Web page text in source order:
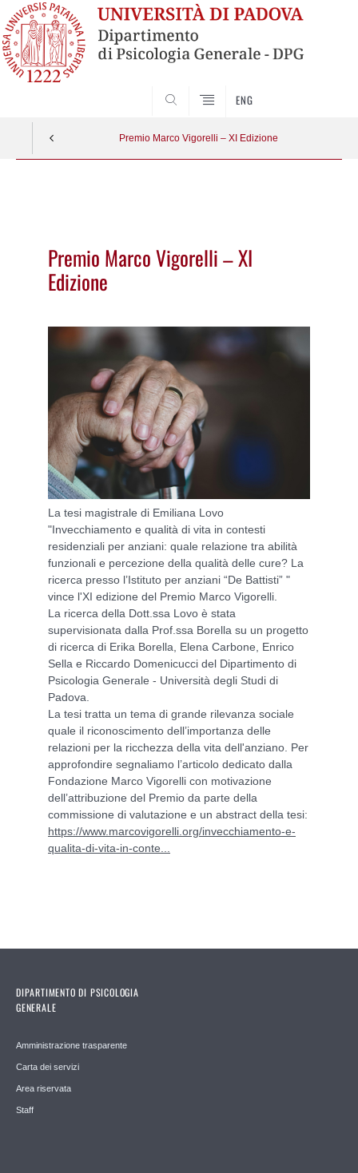
ENG
Premio Marco Vigorelli – XI Edizione
Premio Marco Vigorelli – XI
Edizione
La tesi magistrale di Emiliana Lovo
"Invecchiamento e qualità di vita in contesti
residenziali per anziani: quale relazione tra abilità
funzionali e percezione della qualità delle cure? La
ricerca presso l’Istituto per anziani “De Battisti” "
vince l'XI edizione del Premio Marco Vigorelli.
La ricerca della Dott.ssa Lovo è stata
supervisionata dalla Prof.ssa Borella su un progetto
di ricerca di Erika Borella, Elena Carbone, Enrico
Sella e Riccardo Domenicucci del Dipartimento di
Psicologia Generale - Università degli Studi di
Padova.
La tesi tratta un tema di grande rilevanza sociale
quale il riconoscimento dell’importanza delle
relazioni per la ricchezza della vita dell'anziano. Per
approfondire segnaliamo l’articolo dedicato dalla
Fondazione Marco Vigorelli con motivazione
dell’attribuzione del Premio da parte della
commissione di valutazione e un abstract della tesi:
https://www.marcovigorelli.org/invecchiamento-e-
qualita-di-vita-in-conte...
DIPARTIMENTO DI PSICOLOGIA
GENERALE
Amministrazione trasparente
Carta dei servizi
Area riservata
Staff